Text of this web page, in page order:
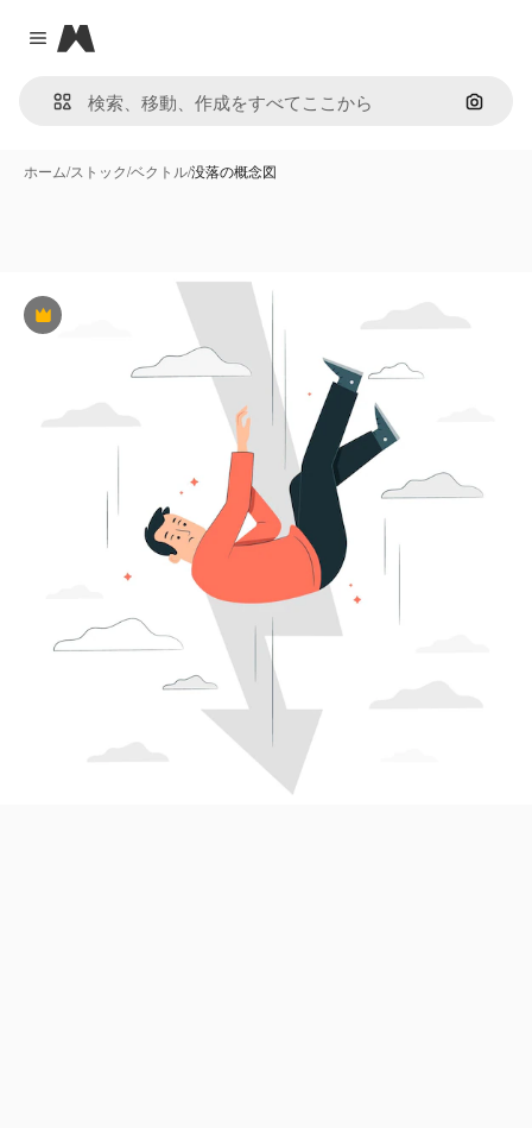
Close menu
Magnific
画像で
ホーム/ストック/ベクトル/没落の概念図
Premium